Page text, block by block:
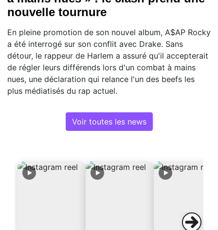
nouvelle tournure
En pleine promotion de son nouvel album, A$AP Rocky
a été interrogé sur son conflit avec Drake. Sans
détour, le rappeur de Harlem a assuré qu'il accepterait
de régler leurs différends lors d'un combat à mains
nues, une déclaration qui relance l'un des beefs les
plus médiatisés du rap actuel.
Voir toutes les news